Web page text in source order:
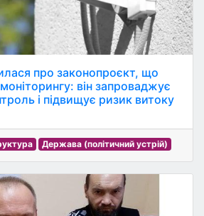
про законопроєкт, що
він запроваджує
і підвищує ризик витоку
Держава (політичний устрій)